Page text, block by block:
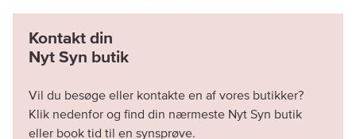
Kontakt din
Vil du besøge eller kontakte en af vores butikker?
Klik nedenfor og find din nærmeste Nyt Syn butik
eller book tid til en synsprøve.